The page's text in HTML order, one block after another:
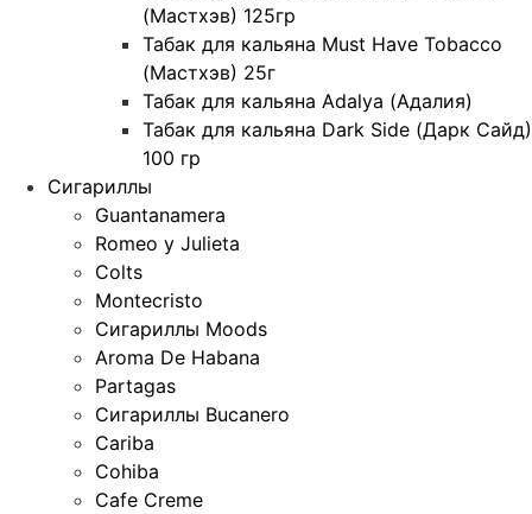
(Мастхэв) 125гр
Табак для кальяна Must Have Tobacco
(Мастхэв) 25г
Табак для кальяна Adalya (Адалия)
Табак для кальяна Dark Side (Дарк Сайд)
100 гр
Сигариллы
Guantanamera
Romeo y Julieta
Colts
Montecristo
Сигариллы Moods
Aroma De Habana
Partagas
Сигариллы Bucanero
Cariba
Cohiba
Cafe Creme